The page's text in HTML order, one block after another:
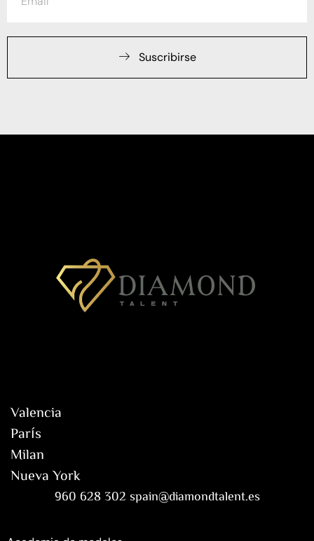
Suscribirse
Valencia
París
Milan
Nueva York
960 628 302 spain@diamondtalent.es